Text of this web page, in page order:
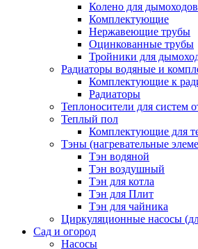
Колено для дымоходов
Комплектующие
Нержавеющие трубы
Оцинкованные трубы
Тройники для
Радиаторы водяные и
Комплектующие к
Радиаторы
Теплоносители для систем
Теплый пол
Комплектующие для
Тэны (нагревательные
Тэн водяной
Тэн воздушный
Тэн для котла
Тэн для Плит
Тэн для чайника
Циркуляционные насосы
Сад и огород
Насосы